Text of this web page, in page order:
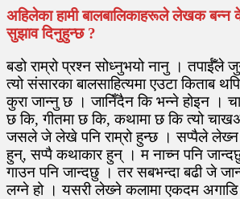
अहिलेका हामी बालबालिकाहरूले लेखक बन्न
सुझाव दिनुहुन्छ ?
बडो राम्रो प्रश्न सोध्नुभयो नानु । तपाईँले
त्यो संसारका बालसाहित्यमा एउटा किताब
कुरा जान्नु छ । जानिँदैन कि भन्ने होइन ।
छ कि, गीतमा छ कि, कथामा छ कि त्यो
जसले जे लेखे पनि राम्रो हुन्छ । सप्पैले
हुन्, सप्पै कथाकार हुन् । म नाच्‍न पनि
गाउन पनि जान्दछु । तर सबभन्दा बढी जे
लग्‍ने हो । यसरी लेख्‍ने कलामा एकदम अगाडि